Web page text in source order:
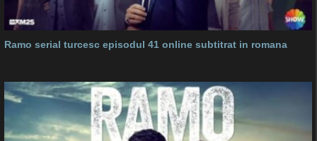
Ramo serial turcesc episodul 41 online subtitrat in romana